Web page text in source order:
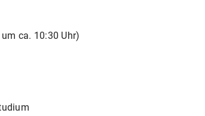
ca. 10:30 Uhr)